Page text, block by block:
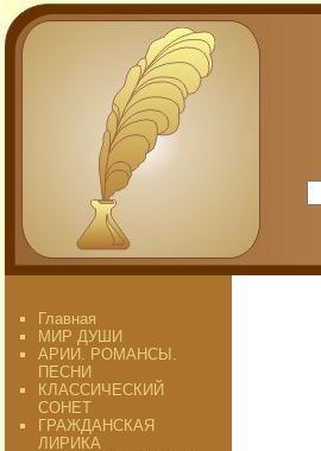
Главная
МИР ДУШИ
АРИИ. РОМАНСЫ.
ПЕСНИ
КЛАССИЧЕСКИЙ
СОНЕТ
ГРАЖДАНСКАЯ
ЛИРИКА